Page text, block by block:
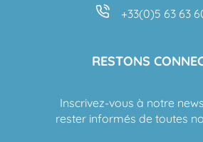
+33(0)5 63 63
RESTONS
Inscrivez-vous à notre
rester informés de toutes